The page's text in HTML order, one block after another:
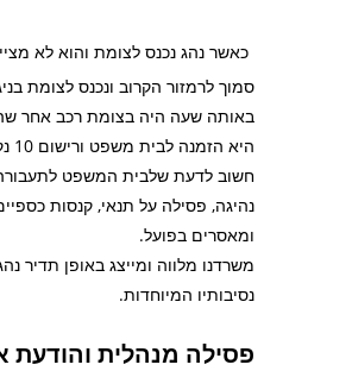
כאשר נהג נכנס לצומת והוא לא
באותה שעה היה בצומת רכב אחר
היא הזמנה לבית משפט ורישום 10 נקודות חובה במשרד הרישוי.
חשוב לדעת שלבית המשפט לתעבורה
נהיגה, פסילה על תנאי, קנסות
ומאסרים בפועל.
משרדנו מלווה ומייצג באופן
נסיבותיו המיוחדות.
פסילה מנהלית והודעת